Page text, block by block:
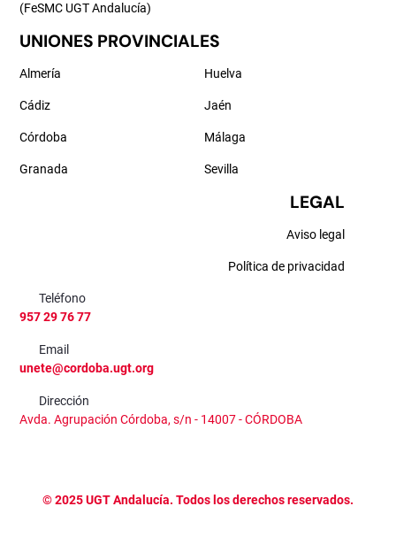
(FeSMC UGT Andalucía)
UNIONES PROVINCIALES
Almería
Cádiz
Córdoba
Granada
Huelva
Jaén
Málaga
Sevilla
LEGAL
Aviso legal
Política de privacidad
Teléfono
957 29 76 77
Email
unete@cordoba.ugt.org
Dirección
Avda. Agrupación Córdoba, s/n - 14007 - CÓRDOBA
©2025UGT Andalucía. Todos los derechos reservados.